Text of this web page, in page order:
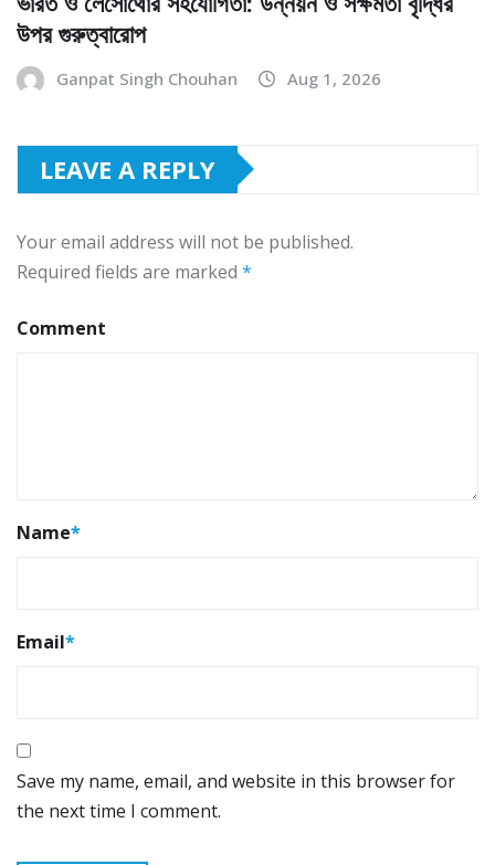
উপর গুরুত্বারোপ
Ganpat Singh Chouhan Aug 1, 2026
LEAVE A REPLY
Your email address will not be published.
Required fields are marked *
Comment
Name*
Email*
Save my name, email, and website in this browser for
the next time I comment.